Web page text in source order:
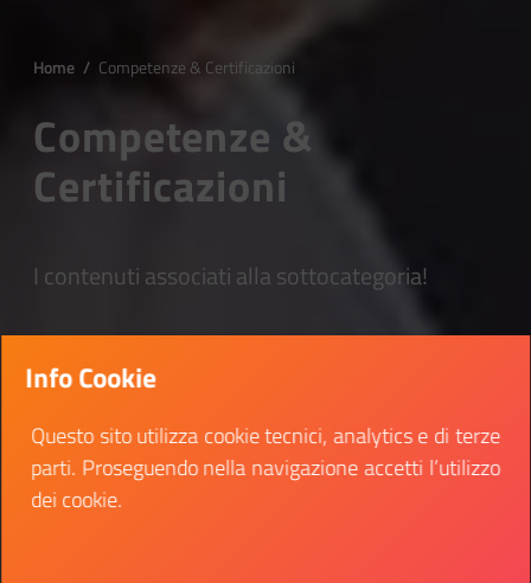
Home / Competenze & Certificazioni
Competenze &
Certificazioni
I contenuti associati alla sottocategoria!
Info Cookie
Questo sito utilizza cookie tecnici, analytics e di terze
parti. Proseguendo nella navigazione accetti l’utilizzo
dei cookie.